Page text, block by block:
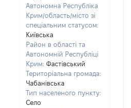
Автономна Республіка
Крим/область/місто зі
спеціальним статусом:
Київська
Район в області та
Автономній Республіці
Крим: Фастівський
Територіальна громада:
Чабанівська
Тип населеного пункту:
Село